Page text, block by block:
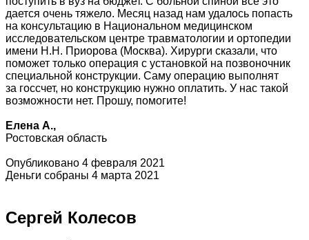
дается очень тяжело. Месяц назад нам удалось попасть
на консультацию в Национальном медицинском
исследовательском центре травматологии и ортопедии
имени Н.Н. Приорова (Москва). Хирурги сказали, что
поможет только операция с установкой на позвоночник
специальной конструкции. Саму операцию выполнят
за госсчет, но конструкцию нужно оплатить. У нас такой
возможности нет. Прошу, помогите!
Елена А.,
Ростовская область
Опубликовано 4 февраля 2021
Деньги собраны 4 марта 2021
Сергей Колесов